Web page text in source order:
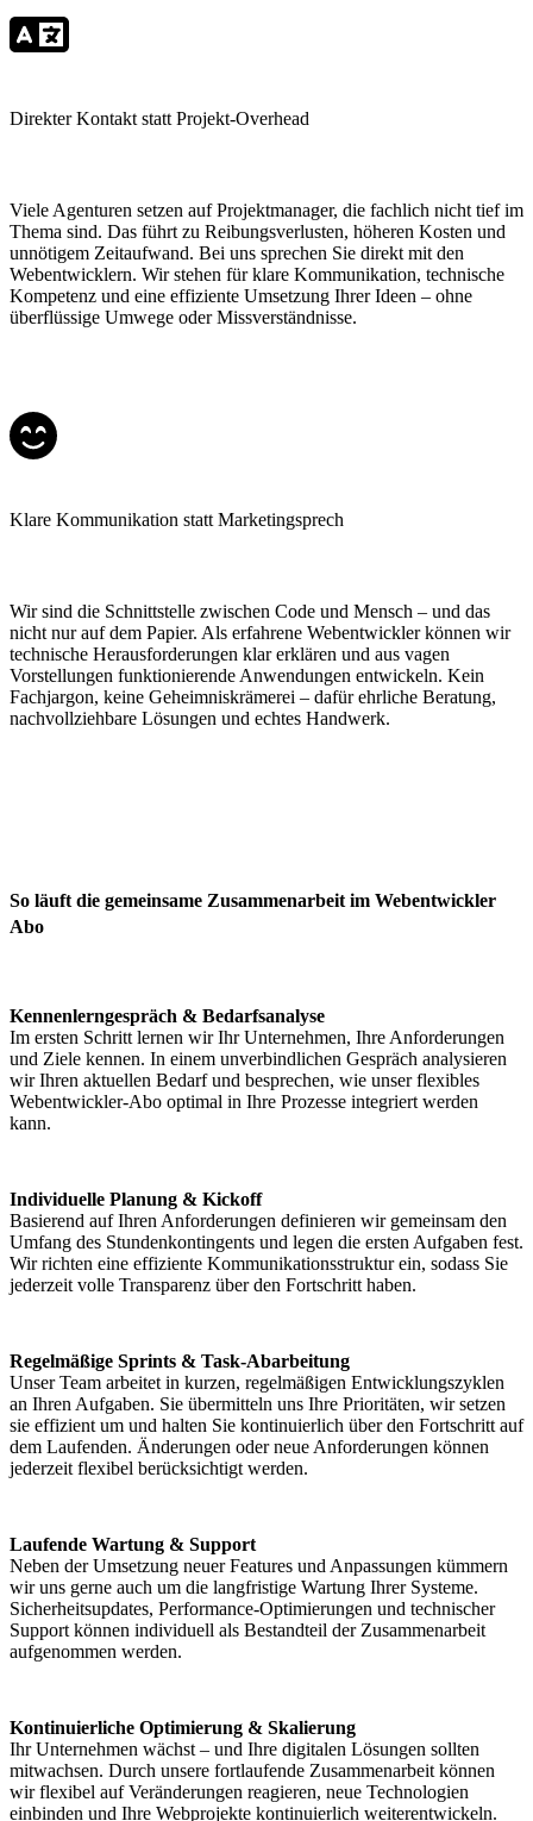
Direkter Kontakt statt Projekt-Overhead
Viele Agenturen setzen auf Projektmanager, die fachlich nicht tief im
Thema sind. Das führt zu Reibungsverlusten, höheren Kosten und
unnötigem Zeitaufwand. Bei uns sprechen Sie direkt mit den
Webentwicklern. Wir stehen für klare Kommunikation, technische
Kompetenz und eine effiziente Umsetzung Ihrer Ideen – ohne
überflüssige Umwege oder Missverständnisse.
Klare Kommunikation statt Marketingsprech
Wir sind die Schnittstelle zwischen Code und Mensch – und das
nicht nur auf dem Papier. Als erfahrene Webentwickler können wir
technische Herausforderungen klar erklären und aus vagen
Vorstellungen funktionierende Anwendungen entwickeln. Kein
Fachjargon, keine Geheimniskrämerei – dafür ehrliche Beratung,
nachvollziehbare Lösungen und echtes Handwerk.
So läuft die gemeinsame Zusammenarbeit im Webentwickler
Abo
Kennenlerngespräch & Bedarfsanalyse
Im ersten Schritt lernen wir Ihr Unternehmen, Ihre Anforderungen
und Ziele kennen. In einem unverbindlichen Gespräch analysieren
wir Ihren aktuellen Bedarf und besprechen, wie unser flexibles
Webentwickler-Abo optimal in Ihre Prozesse integriert werden
kann.
Individuelle Planung & Kickoff
Basierend auf Ihren Anforderungen definieren wir gemeinsam den
Umfang des Stundenkontingents und legen die ersten Aufgaben fest.
Wir richten eine effiziente Kommunikationsstruktur ein, sodass Sie
jederzeit volle Transparenz über den Fortschritt haben.
Regelmäßige Sprints & Task-Abarbeitung
Unser Team arbeitet in kurzen, regelmäßigen Entwicklungszyklen
an Ihren Aufgaben. Sie übermitteln uns Ihre Prioritäten, wir setzen
sie effizient um und halten Sie kontinuierlich über den Fortschritt auf
dem Laufenden. Änderungen oder neue Anforderungen können
jederzeit flexibel berücksichtigt werden.
Laufende Wartung & Support
Neben der Umsetzung neuer Features und Anpassungen kümmern
wir uns gerne auch um die langfristige Wartung Ihrer Systeme.
Sicherheitsupdates, Performance-Optimierungen und technischer
Support können individuell als Bestandteil der Zusammenarbeit
aufgenommen werden.
Kontinuierliche Optimierung & Skalierung
Ihr Unternehmen wächst – und Ihre digitalen Lösungen sollten
mitwachsen. Durch unsere fortlaufende Zusammenarbeit können
wir flexibel auf Veränderungen reagieren, neue Technologien
einbinden und Ihre Webprojekte kontinuierlich weiterentwickeln.